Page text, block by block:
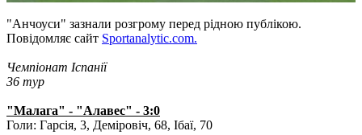
"Анчоуси" зазнали розгрому перед рідною публікою.
Повідомляє сайт Sportanalytic.com.
Чемпіонат Іспанії
36 тур
"Малага" - "Алавес" - 3:0
Голи: Гарсія, 3, Деміровіч, 68, Ібаї, 70